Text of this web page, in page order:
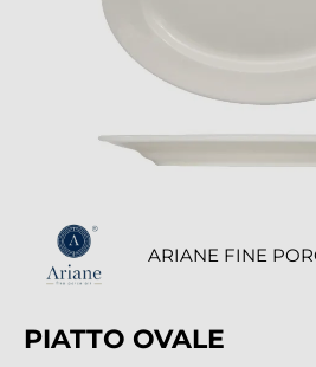
ARIANE FINE
PIATTO OVALE